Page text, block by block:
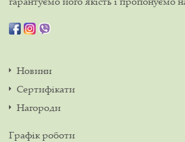
Новини
Сертифікати
Нагороди
Графік роботи